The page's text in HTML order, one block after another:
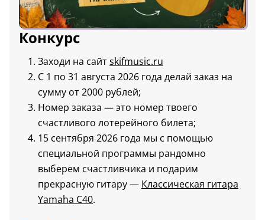
Конкурс
Заходи на сайтskifmusic.ru
С 1 по 31 августа 2026 года делай заказ на
сумму от 2000 рублей;
Номер заказа — это номер твоего
счастливого лотерейного билета;
15 сентября 2026 года мы с помощью
специальной программы рандомно
выберем счастливчика и подарим
прекрасную гитару — Классическая гитара
Yamaha C40.